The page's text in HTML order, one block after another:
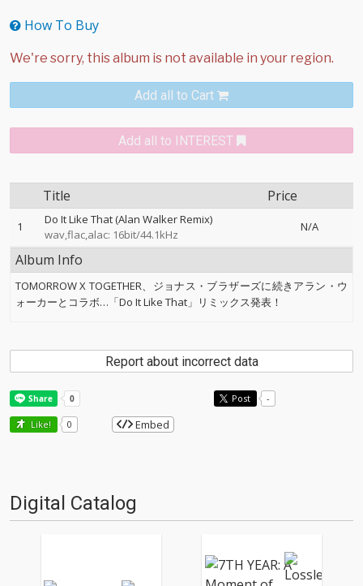
How To Buy
Add all to Cart
Add all to INTEREST
Title Price
1
Do It Like That (Alan Walker Remix)
wav,flac,alac: 16bit/44.1kHz
N/A
Album Info
TOMORROW X TOGETHER、ジョナス・ブラザーズに続きアラン・ウ
ォーカーとコラボ…「Do It Like That」リミックス発表！
Report about incorrect data
Post -
Like! 0 Embed
Digital Catalog